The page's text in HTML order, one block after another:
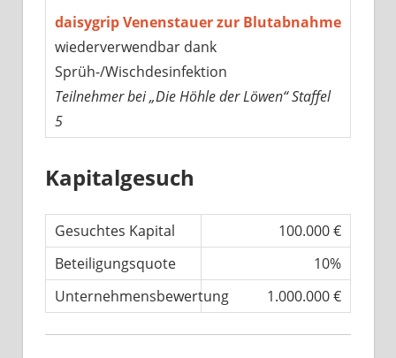
daisygrip Venenstauer zur Blutabnahme
wiederverwendbar dank
Sprüh-/Wischdesinfektion
Teilnehmer bei „Die Höhle der Löwen“ Staffel
5
Kapitalgesuch
Gesuchtes Kapital
100.000 €
Beteiligungsquote
10%
Unternehmensbewertung
1.000.000 €